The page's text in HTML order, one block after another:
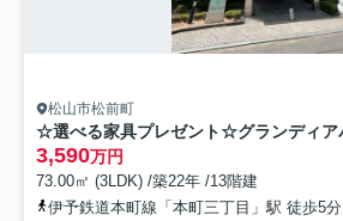
松山市松前町
3,590万円
73.00㎡ (3LDK) /築22年 /13階建
伊予鉄道本町線「本町三丁目」駅 徒歩5分